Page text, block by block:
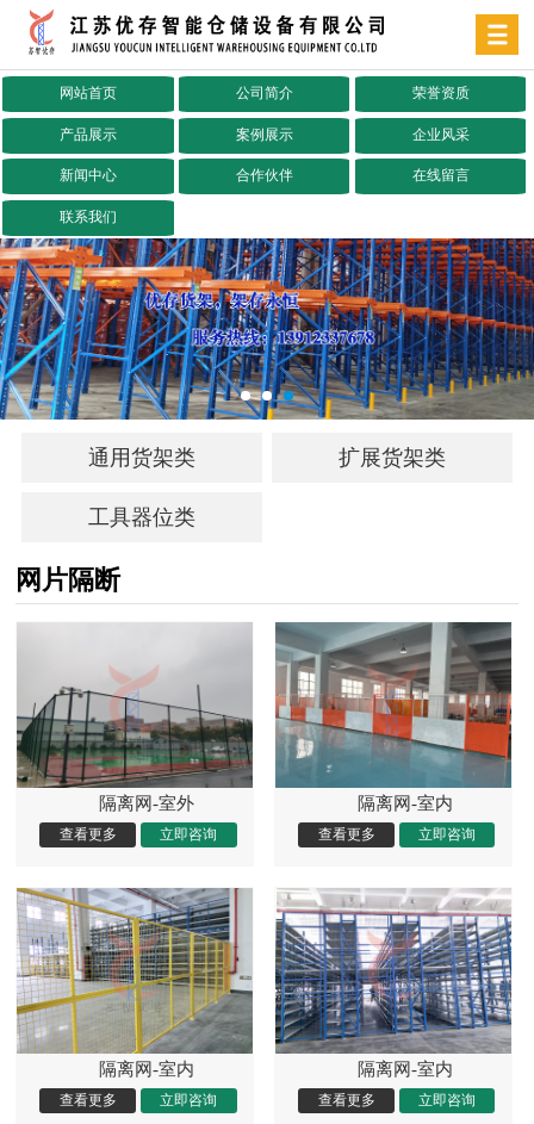
网站首页 公司简介 荣誉资质
产品展示 案例展示 企业风采
新闻中心 合作伙伴 在线留言
联系我们
通用货架类 扩展货架类
工具器位类
网片隔断
隔离网-室外 隔离网-室内
隔离网-室内 隔离网-室内